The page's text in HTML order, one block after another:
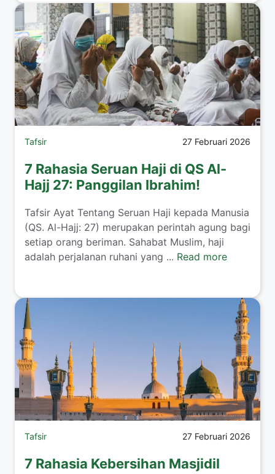
Tafsir 27 Februari 2026
7 Rahasia Seruan Haji di QS Al-
Hajj 27: Panggilan Ibrahim!
Tafsir Ayat Tentang Seruan Haji kepada Manusia
(QS. Al-Hajj: 27) merupakan perintah agung bagi
setiap orang beriman. Sahabat Muslim, haji
adalah perjalanan ruhani yang ... Read more
Tafsir 27 Februari 2026
7 Rahasia Kebersihan Masjidil